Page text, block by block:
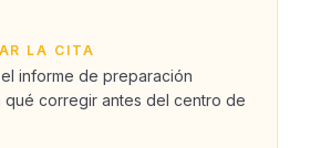
LA CITA
informe de preparación
qué corregir antes del centro de